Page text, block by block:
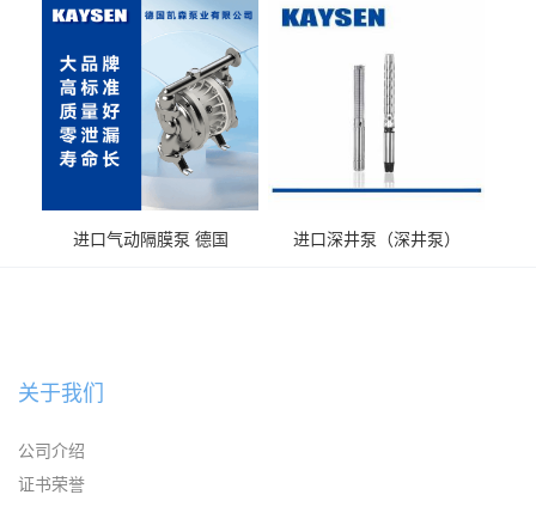
送气动泵
输送
进口气动隔膜泵 德国
进口深井泵（深井泵）
关于我们
公司介绍
证书荣誉